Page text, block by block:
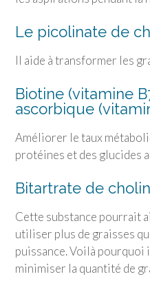
Le picolinate de
Il aide à transformer les
Biotine (vitamine
ascorbique
Améliorer le taux
protéines et des glucides
Bitartrate de
Cette substance pourrait
utiliser plus de graisses
puissance. Voilà
minimiser la quantité de